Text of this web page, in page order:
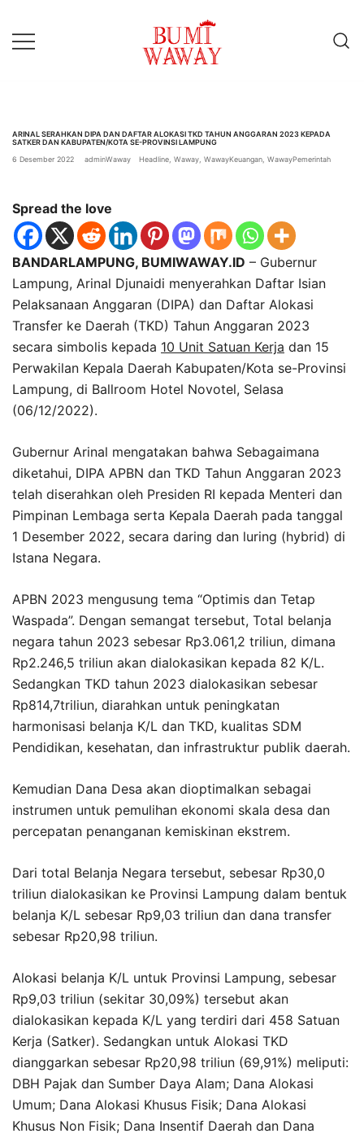
ke
konten
ARINAL SERAHKAN DIPA DAN DAFTAR ALOKASI TKD TAHUN ANGGARAN 2023 KEPADA
SATKER DAN KABUPATEN/KOTA SE-PROVINSI LAMPUNG
6 Desember 2022
adminWaway Headline Waway WawayKeuangan WawayPemerintah
Spread the love
BANDARLAMPUNG, BUMIWAWAY.ID – Gubernur
Lampung, Arinal Djunaidi menyerahkan Daftar Isian
Pelaksanaan Anggaran (DIPA) dan Daftar Alokasi
Transfer ke Daerah (TKD) Tahun Anggaran 2023
secara simbolis kepada 10 Unit Satuan Kerja dan 15
Perwakilan Kepala Daerah Kabupaten/Kota se-Provinsi
Lampung, di Ballroom Hotel Novotel, Selasa
(06/12/2022).
Gubernur Arinal mengatakan bahwa Sebagaimana
diketahui, DIPA APBN dan TKD Tahun Anggaran 2023
telah diserahkan oleh Presiden RI kepada Menteri dan
Pimpinan Lembaga serta Kepala Daerah pada tanggal
1 Desember 2022, secara daring dan luring (hybrid) di
Istana Negara.
APBN 2023 mengusung tema “Optimis dan Tetap
Waspada”. Dengan semangat tersebut, Total belanja
negara tahun 2023 sebesar Rp3.061,2 triliun, dimana
Rp2.246,5 triliun akan dialokasikan kepada 82 K/L.
Sedangkan TKD tahun 2023 dialokasikan sebesar
Rp814,7triliun, diarahkan untuk peningkatan
harmonisasi belanja K/L dan TKD, kualitas SDM
Pendidikan, kesehatan, dan infrastruktur publik daerah.
Kemudian Dana Desa akan dioptimalkan sebagai
instrumen untuk pemulihan ekonomi skala desa dan
percepatan penanganan kemiskinan ekstrem.
Dari total Belanja Negara tersebut, sebesar Rp30,0
triliun dialokasikan ke Provinsi Lampung dalam bentuk
belanja K/L sebesar Rp9,03 triliun dan dana transfer
sebesar Rp20,98 triliun.
Alokasi belanja K/L untuk Provinsi Lampung, sebesar
Rp9,03 triliun (sekitar 30,09%) tersebut akan
dialokasikan kepada K/L yang terdiri dari 458 Satuan
Kerja (Satker). Sedangkan untuk Alokasi TKD
dianggarkan sebesar Rp20,98 triliun (69,91%) meliputi:
DBH Pajak dan Sumber Daya Alam; Dana Alokasi
Umum; Dana Alokasi Khusus Fisik; Dana Alokasi
Khusus Non Fisik; Dana Insentif Daerah dan Dana